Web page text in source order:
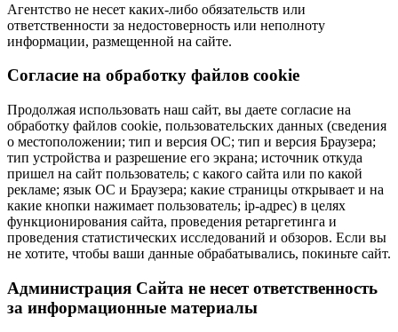
Агентство не несет каких-либо обязательств или
ответственности за недостоверность или неполноту
информации, размещенной на сайте.
Cогласие на обработку файлов cookie
Продолжая использовать наш сайт, вы даете согласие на
обработку файлов cookie, пользовательских данных (сведения
о местоположении; тип и версия ОС; тип и версия Браузера;
тип устройства и разрешение его экрана; источник откуда
пришел на сайт пользователь; с какого сайта или по какой
рекламе; язык ОС и Браузера; какие страницы открывает и на
какие кнопки нажимает пользователь; ip-адрес) в целях
функционирования сайта, проведения ретаргетинга и
проведения статистических исследований и обзоров. Если вы
не хотите, чтобы ваши данные обрабатывались, покиньте сайт.
Администрация Сайта не несет ответственность
за информационные материалы